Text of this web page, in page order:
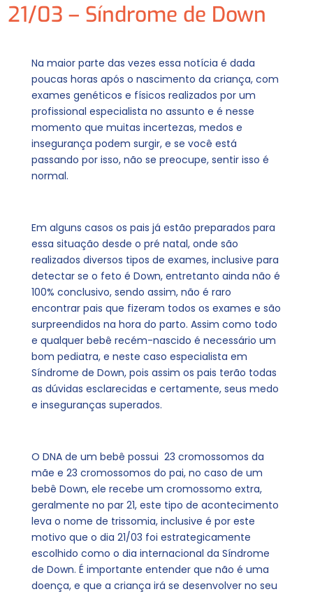
21/03 – Síndrome de Down
Na maior parte das vezes essa notícia é dada
poucas horas após o nascimento da criança, com
exames genéticos e físicos realizados por um
profissional especialista no assunto e é nesse
momento que muitas incertezas, medos e
insegurança podem surgir, e se você está
passando por isso, não se preocupe, sentir isso é
normal.
Em alguns casos os pais já estão preparados para
essa situação desde o pré natal, onde são
realizados diversos tipos de exames, inclusive para
detectar se o feto é Down, entretanto ainda não é
100% conclusivo, sendo assim, não é raro
encontrar pais que fizeram todos os exames e são
surpreendidos na hora do parto. Assim como todo
e qualquer bebê recém-nascido é necessário um
bom pediatra, e neste caso especialista em
Síndrome de Down, pois assim os pais terão todas
as dúvidas esclarecidas e certamente, seus medo
e inseguranças superados.
O DNA de um bebê possui 23 cromossomos da
mãe e 23 cromossomos do pai, no caso de um
bebê Down, ele recebe um cromossomo extra,
geralmente no par 21, este tipo de acontecimento
leva o nome de trissomia, inclusive é por este
motivo que o dia 21/03 foi estrategicamente
escolhido como o dia internacional da Síndrome
de Down. É importante entender que não é uma
doença, e que a criança irá se desenvolver no seu